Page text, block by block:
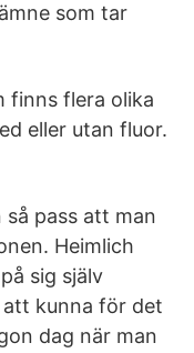
som tar
finns flera olika
eller utan fluor.
så pass att man
Heimlich
sig själv
kunna för det
dag när man